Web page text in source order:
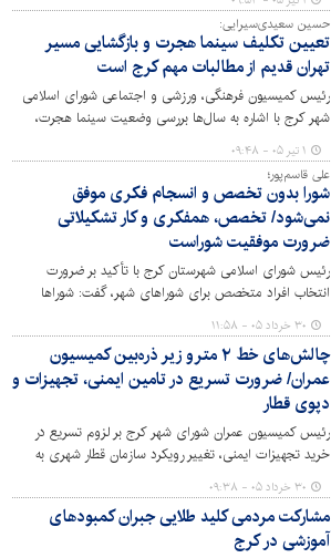
حسین سعیدی‌سیرایی:
تعیین تکلیف سینما هجرت و بازگشایی مسیر
تهران قدیم از مطالبات مهم کرج است
رئیس کمیسیون فرهنگی، ورزشی و اجتماعی شورای اسلامی
شهر کرج با اشاره به سال‌ها بررسی وضعیت سینما هجرت،
گفت: تعیین تکلیف این پروژه و تصمیم‌گیری درباره آن
می‌تواند به حل یکی از مطالبات قدیمی شهر و بازگشایی
مسیرهای مهم شهری کمک کند.
۱ تیر ۰۵ - ۰۹:۴۸
علی قاسم‌پور؛
شورا بدون تخصص و انسجام فکری موفق
نمی‌شود/ تخصص، همفکری و کار تشکیلاتی
ضرورت موفقیت شوراست
رئیس شورای اسلامی شهرستان کرج با تأکید بر ضرورت
انتخاب افراد متخصص برای شوراهای شهر، گفت: شوراها
زمانی موفق خواهند بود که اعضای آن از دانش، تجربه، آشنایی
با قوانین و پشتوانه فکری و تشکیلاتی برخوردار باشند.
۳۰ خرداد ۰۵ - ۱۱:۵۸
چالش‌های خط ۲ مترو زیر ذره‌بین کمیسیون
عمران/ ضرورت تسریع در تامین ایمنی، تجهیزات و
دپوی قطار
رئیس کمیسیون عمران شورای شهر کرج بر لزوم تسریع در
خرید تجهیزات ایمنی، تغییر رویکرد سازمان قطار شهری به
سمت استقلال مالی و همچنین تحقق وعده‌های دولت و
شهرداری در تأمین رام و راهبر قطار تأکید کرد.
۳۰ خرداد ۰۵ - ۰۹:۳۸
مشارکت مردمی کلید طلایی جبران کمبودهای
آموزشی در کرج